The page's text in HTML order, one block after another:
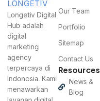
Longetiv Digital
Hub adalah
digital
marketing
agency
terpercaya di
Indonesia. Kami
menawarkan
Our Team
Portfolio
Sitemap
Contact Us
Resources
News &
Blog